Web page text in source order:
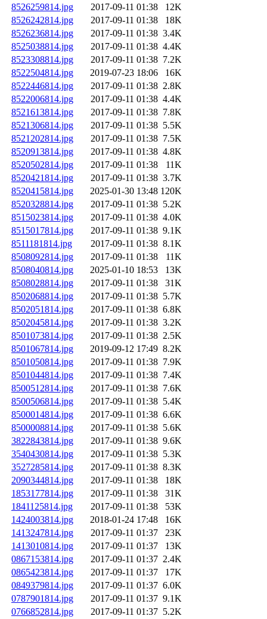
8526259814.jpg
2017-09-11 01:38
12K
8526242814.jpg
2017-09-11 01:38
18K
8526236814.jpg
2017-09-11 01:38 3.4K
8525038814.jpg
2017-09-11 01:38 4.4K
8523308814.jpg
2017-09-11 01:38 7.2K
8522504814.jpg
2019-07-23 18:06
16K
8522446814.jpg
2017-09-11 01:38 2.8K
8522006814.jpg
2017-09-11 01:38 4.4K
8521613814.jpg
2017-09-11 01:38 7.8K
8521306814.jpg
2017-09-11 01:38 5.5K
8521202814.jpg
2017-09-11 01:38 7.5K
8520913814.jpg
2017-09-11 01:38 4.8K
8520502814.jpg
2017-09-11 01:38
11K
8520421814.jpg
2017-09-11 01:38 3.7K
8520415814.jpg
2025-01-30 13:48 120K
8520328814.jpg
2017-09-11 01:38 5.2K
8515023814.jpg
2017-09-11 01:38 4.0K
8515017814.jpg
2017-09-11 01:38 9.1K
8511181814.jpg
2017-09-11 01:38 8.1K
8508092814.jpg
2017-09-11 01:38
11K
8508040814.jpg
2025-01-10 18:53
13K
8508028814.jpg
2017-09-11 01:38
31K
8502068814.jpg
2017-09-11 01:38 5.7K
8502051814.jpg
2017-09-11 01:38 6.8K
8502045814.jpg
2017-09-11 01:38 3.2K
8501073814.jpg
2017-09-11 01:38 2.5K
8501067814.jpg
2019-09-12 17:49 8.2K
8501050814.jpg
2017-09-11 01:38 7.9K
8501044814.jpg
2017-09-11 01:38 7.4K
8500512814.jpg
2017-09-11 01:38 7.6K
8500506814.jpg
2017-09-11 01:38 5.4K
8500014814.jpg
2017-09-11 01:38 6.6K
8500008814.jpg
2017-09-11 01:38 5.6K
3822843814.jpg
2017-09-11 01:38 9.6K
3540430814.jpg
2017-09-11 01:38 5.3K
3527285814.jpg
2017-09-11 01:38 8.3K
2090344814.jpg
2017-09-11 01:38
18K
1853177814.jpg
2017-09-11 01:38
31K
1841125814.jpg
2017-09-11 01:38
53K
1424003814.jpg
2018-01-24 17:48
16K
1413247814.jpg
2017-09-11 01:37
23K
1413010814.jpg
2017-09-11 01:37
13K
0867153814.jpg
2017-09-11 01:37 2.4K
0865423814.jpg
2017-09-11 01:37
17K
0849379814.jpg
2017-09-11 01:37 6.0K
0787901814.jpg
2017-09-11 01:37 9.1K
0766852814.jpg
2017-09-11 01:37 5.2K